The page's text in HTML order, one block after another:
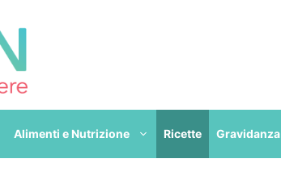
Alimenti e Nutrizione Ricette Gravidanza